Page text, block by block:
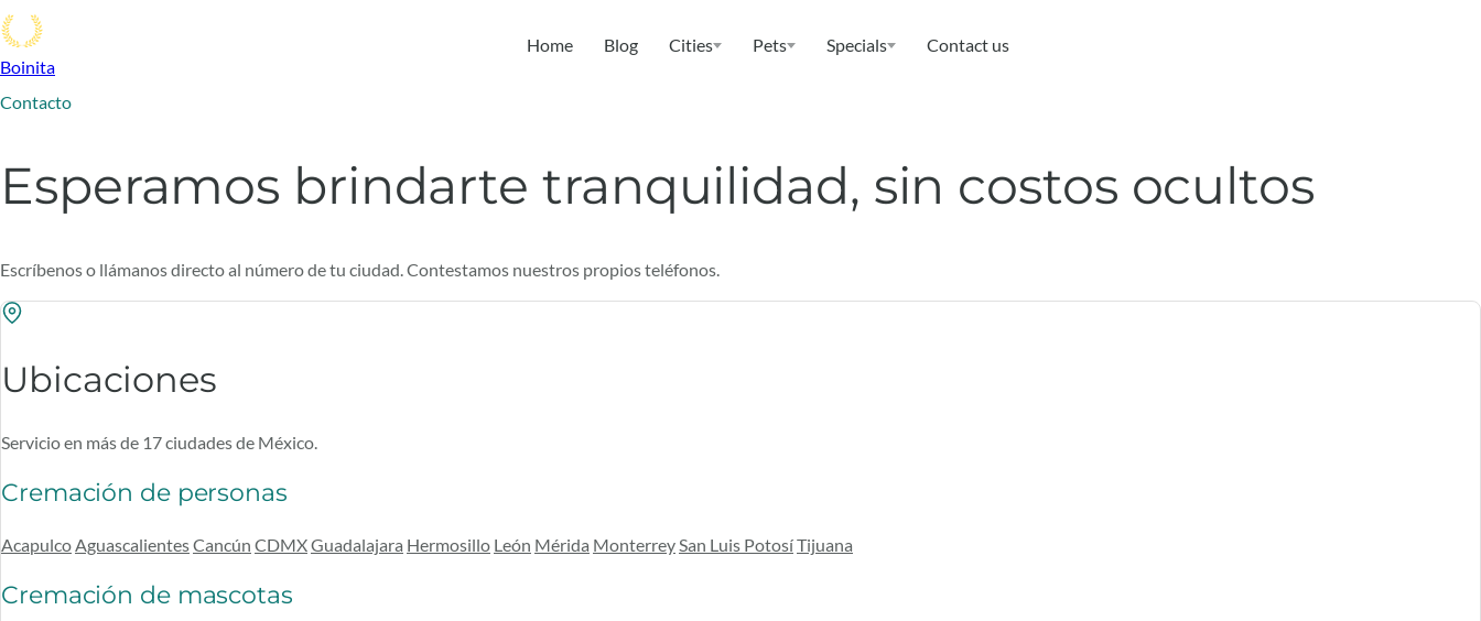
Boinita
Home Blog Cities Pets Specials Contact us
Contacto
Esperamos brindarte tranquilidad, sin costos ocultos
Escríbenos o llámanos directo al número de tu ciudad. Contestamos nuestros propios teléfonos.
Ubicaciones
Servicio en más de 17 ciudades de México.
Cremación de personas
AcapulcoAguascalientesCancún CDMXGuadalajara Hermosillo León Mérida MonterreySan Luis PotosíTijuana
Cremación de mascotas